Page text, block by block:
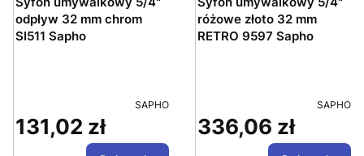
odpływ 32 mm chrom
SI511 Sapho
PRODUCENT
SAPHO
Cena
131,02 zł
różowe złoto 32 mm
RETRO 9597 Sapho
SAPHO
Cena
336,06 zł